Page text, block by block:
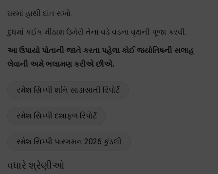
ઘરમાં હાથી દાંત રાખો.
દુધમાં કંઈક મીઠાશ ઉમેરી તેના વડે વડના વૃક્ષની પૂજા કરવી.
આ ઉપાયો પોતાની જાતે કરતા પહેલા કોઈ જ્યોતિષની સલાહ
લેવાની અમે ભલામણ કરીએ છીએ.
રમેશ સિપ્પી શનિ સાડાસાતી રિપોર્ટ
રમેશ સિપ્પી દશાફળ રિપોર્ટ
રમેશ સિપ્પી પારગમન 2026 કુંડલી
વધારે શ્રેણીઓ